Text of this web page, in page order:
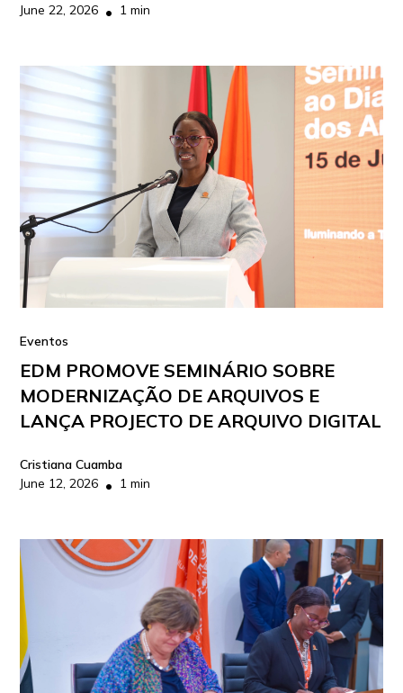
June 22, 2026 • 1 min
Eventos
EDM PROMOVE SEMINÁRIO SOBRE
MODERNIZAÇÃO DE ARQUIVOS E
LANÇA PROJECTO DE ARQUIVO DIGITAL
Cristiana Cuamba
June 12, 2026 • 1 min